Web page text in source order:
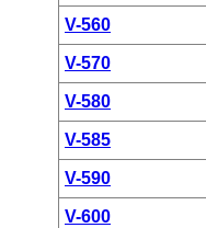
V-560
V-570
V-580
V-585
V-590
V-600